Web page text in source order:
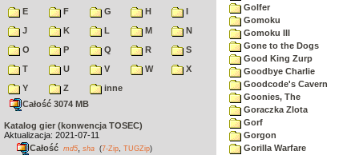
E
F G H
I
J
K L M
N
O
P Q R
S
T
U V W
X
Y
Z
inne
Całość 3074 MB
Katalog gier (konwencja TOSEC)
Aktualizacja: 2021-07-11
Całość md5 sha (7-Zip TUGZip)
Golfer
Gomoku
Gomoku III
Gone to the Dogs
Good King Zurp
Goodbye Charlie
Goodcode's Cavern
Goonies, The
Goraczka Zlota
Gorf
Gorgon
Gorilla Warfare